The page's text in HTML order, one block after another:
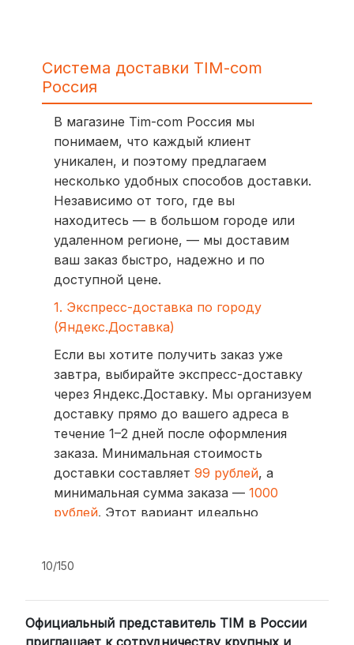
Система доставки TIM-com
Россия
В магазине Tim-com Россия мы
понимаем, что каждый клиент
уникален, и поэтому предлагаем
несколько удобных способов доставки.
Независимо от того, где вы
находитесь — в большом городе или
удаленном регионе, — мы доставим
ваш заказ быстро, надежно и по
доступной цене.
1. Экспресс-доставка по городу
(Яндекс.Доставка)
Если вы хотите получить заказ уже
завтра, выбирайте экспресс-доставку
через Яндекс.Доставку. Мы организуем
доставку прямо до вашего адреса в
течение 1–2 дней после оформления
заказа. Минимальная стоимость
доставки составляет 99 рублей, а
минимальная сумма заказа — 1000
рублей. Этот вариант идеально
компании (СДЭК, BoxBerry, DPD)
Для клиентов из других регионов
10/150
Официальный представитель TIM в России